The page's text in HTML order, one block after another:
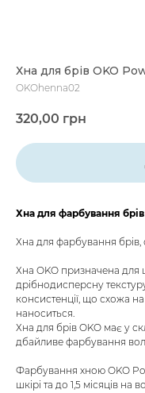
Хна для брів OKO
OKOhenna02
320,00 грн
Хна для фарбування
Хна для фарбування брів,
Хна OKO призначена для
дрібнодисперсну
консистенції, що схожа
наноситься.
Хна для брів OKO має у
дбайливе фарбування
Фарбування хною OKO
шкірі та до 1,5 місяців на